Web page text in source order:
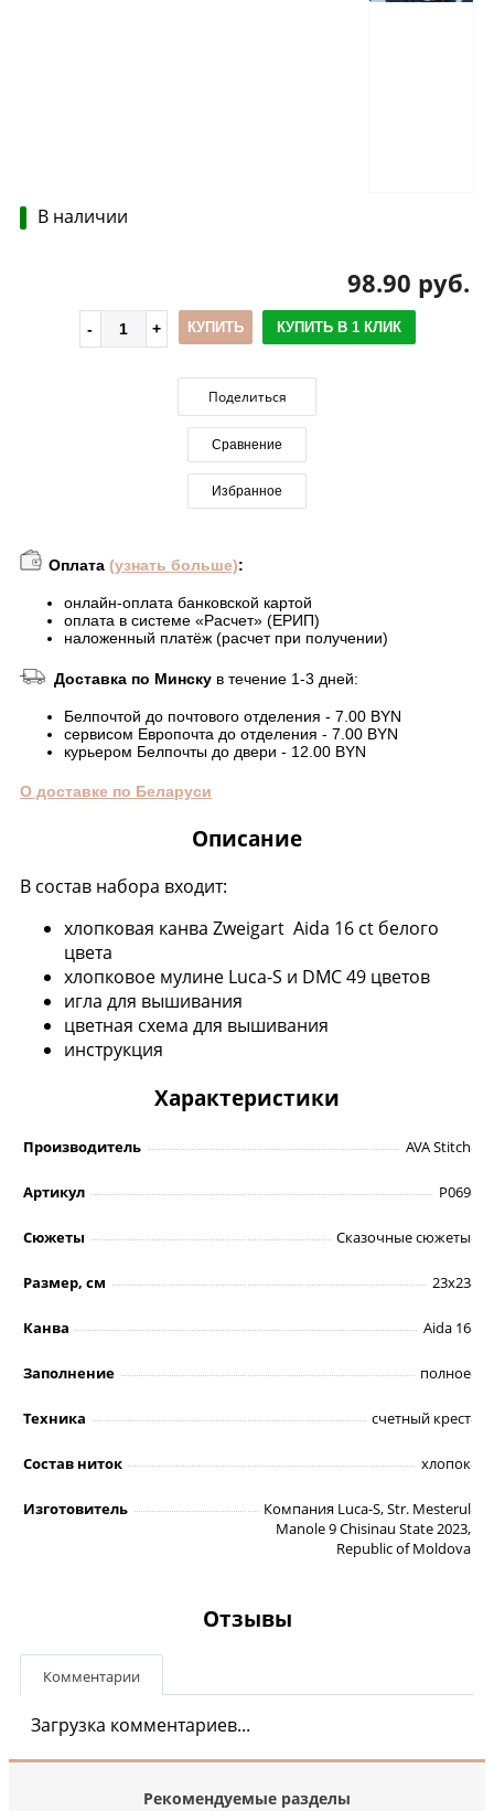
В наличии
98.90 руб.
КУПИТЬ КУПИТЬ В 1 КЛИК
Поделиться
Сравнение
Избранное
Оплата (узнать больше):
онлайн-оплата банковской картой
оплата в системе «Расчет» (ЕРИП)
наложенный платёж (расчет при получении)
Доставка по Минску в течение 1-3 дней:
Белпочтой до почтового отделения - 7.00 BYN
сервисом Европочта до отделения - 7.00 BYN
курьером Белпочты до двери - 12.00 BYN
О доставке по Беларуси
Описание
В состав набора входит:
хлопковая канва Zweigart Aida 16 ct белого
цвета
хлопковое мулине Luca-S и DMC 49 цветов
игла для вышивания
цветная схема для вышивания
инструкция
Характеристики
Производитель AVA Stitch
Артикул P069
Сюжеты Сказочные сюжеты
Размер, см 23х23
Канва Aida 16
Заполнение полное
Техника счетный крест
Состав ниток хлопок
Изготовитель
Компания Luca-S, Str. Mesterul
Manole 9 Chisinau State 2023,
Republic of Moldova
Отзывы
Комментарии
Загрузка комментариев...
Рекомендуемые разделы